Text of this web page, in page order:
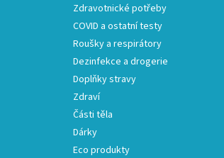
Zdravotnické potřeby
COVID a ostatní testy
Roušky a respirátory
Dezinfekce a drogerie
Doplňky stravy
Zdraví
Části těla
Dárky
Eco produkty